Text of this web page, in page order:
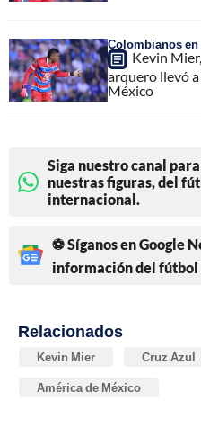
Colombianos
Kevin
arquero llevó
México
Siga nuestro canal
nuestras figuras, del
internacional.
⚽ Síganos en Google
información del fútbol
Relacionados
Kevin Mier Cruz Azul
América de México